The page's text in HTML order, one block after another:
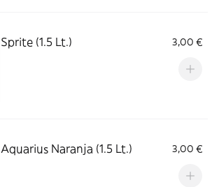
Sprite (1.5 Lt.) 3,00 €
Aquarius Naranja (1.5 Lt.) 3,00 €